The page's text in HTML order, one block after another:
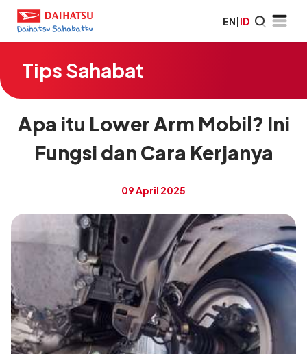
EN|ID
Tips Sahabat
Apa itu Lower Arm Mobil? Ini
Fungsi dan Cara Kerjanya
09 April 2025